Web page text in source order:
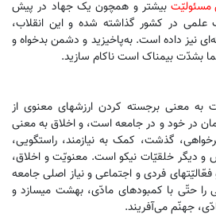
بیشتر و همچون یک جهاد در پیش
علمی در کشور گذاشته شده و این انقلاب،
نیز داده است. به‌پاخیزید و دشمن بدخواه و
بشدّت بیمناک است ناکام سازید.
به معنی برجسته کردن ارزشهای معنوی از
در خود و در جامعه است، و اخلاق به معنی
گذشت، کمک به نیازمند، راستگویی،
و دیگر خلقیّات نیکو است. معنویّت و اخلاق،
فردی و اجتماعی و نیاز اصلی جامعه
را حتّی با کمبودهای مادّی، بهشت میسازد و
جهنّم می‌آفریند.